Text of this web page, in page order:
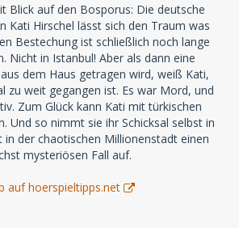
Blick auf den Bosporus: Die deutsche
Kati Hirschel lässt sich den Traum was
Bestechung ist schließlich noch lange
Nicht in Istanbul! Aber als dann eine
dem Haus getragen wird, weiß Kati,
zu weit gegangen ist. Es war Mord, und
Zum Glück kann Kati mit türkischen
Und so nimmt sie ihr Schicksal selbst in
in der chaotischen Millionenstadt einen
mysteriösen Fall auf.
auf hoerspieltipps.net